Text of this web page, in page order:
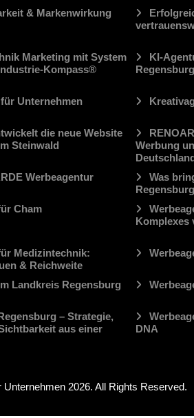
& Markenwirkung
Marketing mit System
Kompass®
KI-
Regensburg
Unternehmen
die neue Website
Steinwald
Werbung
Werbeagentur
Was
Regensburg
Cham
Komplexes
Medizintechnik:
& Reichweite
Landkreis Regensburg
– Strategie,
aus einer
DNA
Unternehmen 2026. All Rights Reserved.